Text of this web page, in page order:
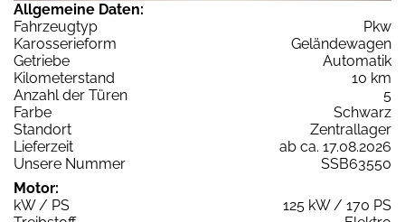
Allgemeine Daten:
Fahrzeugtyp
Pkw
Karosserieform
Geländewagen
Getriebe
Automatik
Kilometerstand
10 km
Anzahl der Türen
5
Farbe
Schwarz
Standort
Zentrallager
Lieferzeit
ab ca. 17.08.2026
Unsere Nummer
SSB63550
Motor:
kW / PS
125 kW / 170 PS